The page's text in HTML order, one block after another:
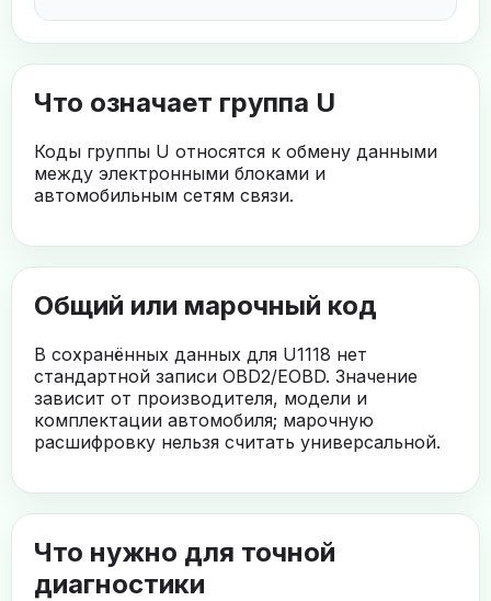
Что означает группа U
Коды группы U относятся к обмену данными
между электронными блоками и
автомобильным сетям связи.
Общий или марочный код
В сохранённых данных для U1118 нет
стандартной записи OBD2/EOBD. Значение
зависит от производителя, модели и
комплектации автомобиля; марочную
расшифровку нельзя считать универсальной.
Что нужно для точной
диагностики